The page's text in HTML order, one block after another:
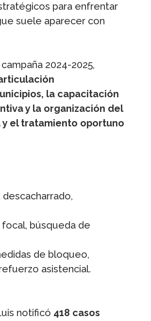
para enfrentar
suele aparecer con
2024-2025,
la capacitación
y la organización del
el tratamiento oportuno
búsqueda de
de bloqueo,
asistencial.
notificó 418 casos